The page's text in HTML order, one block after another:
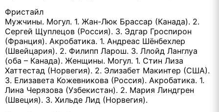
Фристайл
Мужчины. Могул. 1. Жан-Люк Брассар (Канада). 2.
Сергей Щуплецов (Россия). 3. Эдгар Гроспирон
(Франция). Акробатика. 1. Андреас Шёнбехлер
(Швейцария). 2. Филипп Ларош. 3. Ллойд Ланглуа
(оба – Канада). Женщины. Могул. 1. Стин Лиза
Хаттестад (Норвегия). 2. Элизабет Макинтер (США).
3. Елизавета Кожевникова (Россия). Акробатика. 1.
Лина Черязова (Узбекистан). 2. Мария Линдгрен
(Швеция). 3. Хильде Лид (Норвегия).